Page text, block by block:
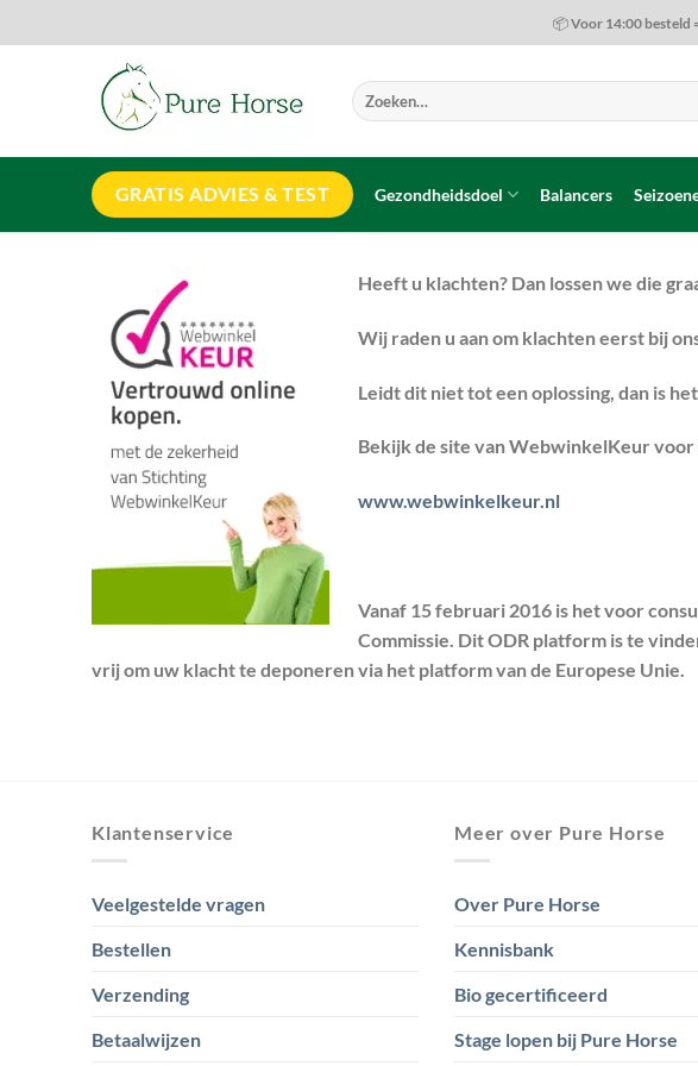
naar
📦 Voor 14:00 besteld
Zoeken
naar:
GRATIS ADVIES & TEST Gezondheidsdoel Balancers
Heeft u klachten? Dan lossen we die
Wij raden u aan om klachten eerst bij
Leidt dit niet tot een oplossing, dan is
Bekijk de site van WebwinkelKeur
www.webwinkelkeur.nl
Vanaf 15 februari 2016 is het voor
Commissie. Dit ODR platform is te
vrij om uw klacht te deponeren via het platform van de Europese Unie.
Klantenservice
Veelgestelde vragen
Bestellen
Verzending
Betaalwijzen
Meer over Pure Horse
Over Pure Horse
Kennisbank
Bio gecertificeerd
Stage lopen bij Pure Horse